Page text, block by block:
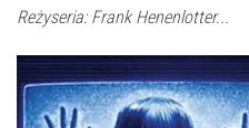
Reżyseria: Frank Henenlotter...